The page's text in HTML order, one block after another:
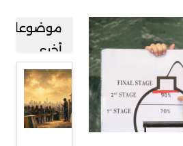
موضوعات
أخرى
قراءة في
صعود
حركة